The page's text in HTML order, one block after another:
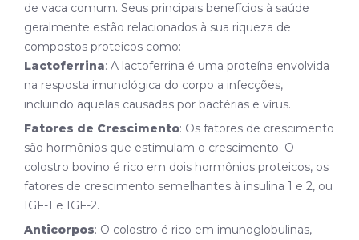
de vaca comum. Seus principais benefícios à saúde
geralmente estão relacionados à sua riqueza de
compostos proteicos como:
Lactoferrina: A lactoferrina é uma proteína envolvida
na resposta imunológica do corpo a infecções,
incluindo aquelas causadas por bactérias e vírus.
Fatores de Crescimento: Os fatores de crescimento
são hormônios que estimulam o crescimento. O
colostro bovino é rico em dois hormônios proteicos, os
fatores de crescimento semelhantes à insulina 1 e 2, ou
IGF-1 e IGF-2.
Anticorpos: O colostro é rico em imunoglobulinas,